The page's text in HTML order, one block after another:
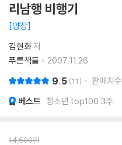
리남행 비행기
양장
김현화저
푸른책들
2007.11.26.
9.5 11 판매지수
베스트 청소년 top100 3주
14,500원